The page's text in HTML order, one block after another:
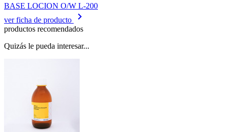
BASE LOCION O/W L-200
ver ficha de producto
keyboard_arrow_right
productos recomendados
Quizás le pueda interesar...